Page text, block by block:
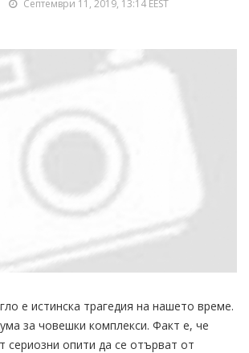
Септември 11, 2019, 13:14 EEST
е истинска трагедия на нашето време.
за човешки комплекси. Факт е, че
сериозни опити да се отърват от